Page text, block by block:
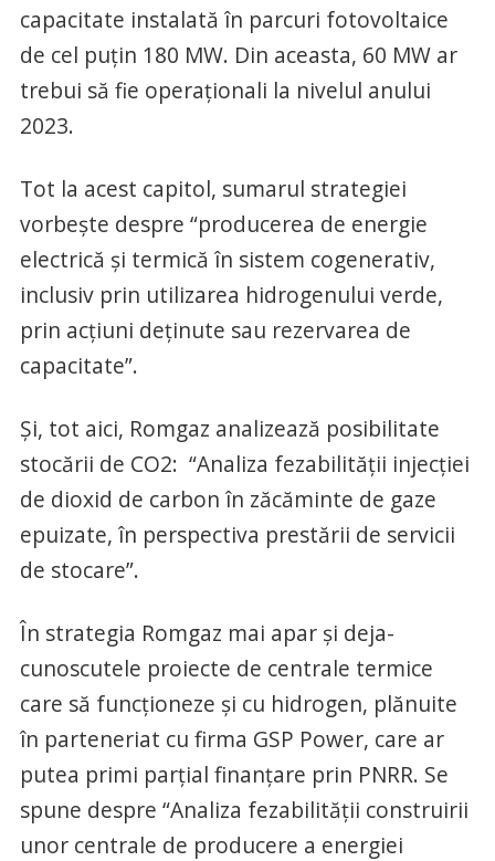
capacitate instalată în parcuri fotovoltaice
de cel puțin 180 MW. Din aceasta, 60 MW ar
trebui să fie operaționali la nivelul anului
2023.
Tot la acest capitol, sumarul strategiei
vorbește despre “producerea de energie
electrică și termică în sistem cogenerativ,
inclusiv prin utilizarea hidrogenului verde,
prin acțiuni deținute sau rezervarea de
capacitate”.
Și, tot aici, Romgaz analizează posibilitate
stocării de CO2: “Analiza fezabilităţii injecţiei
de dioxid de carbon în zăcăminte de gaze
epuizate, în perspectiva prestării de servicii
de stocare”.
În strategia Romgaz mai apar și deja-
cunoscutele proiecte de centrale termice
care să funcționeze și cu hidrogen, plănuite
în parteneriat cu firma GSP Power, care ar
putea primi parțial finanțare prin PNRR. Se
spune despre “Analiza fezabilităţii construirii
unor centrale de producere a energiei